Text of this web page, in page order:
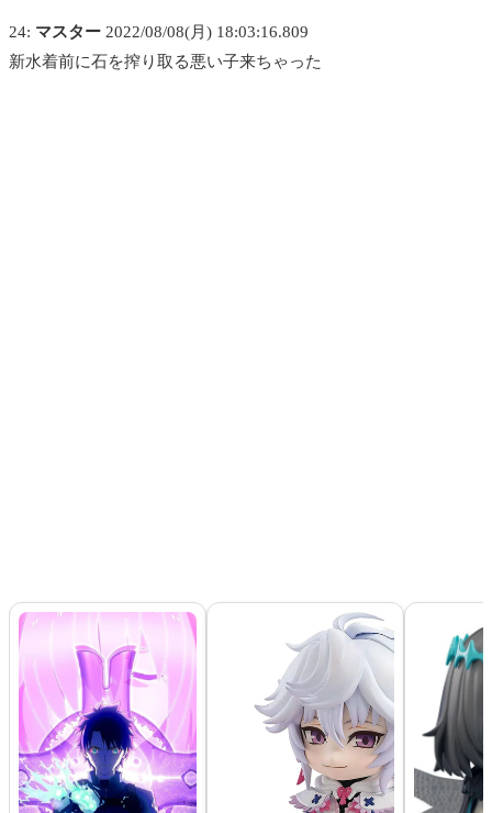
24: マスター 2022/08/08(月) 18:03:16.809
新水着前に石を搾り取る悪い子来ちゃった